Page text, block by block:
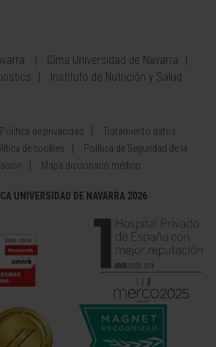
Cima Universidad de Navarra
Instituto de Nutrición y Salud
Política de privacidad
Tratamiento datos
de cookies
Política de Seguridad de la
Mapa diccionario médico
UNIVERSIDAD DE NAVARRA 2026